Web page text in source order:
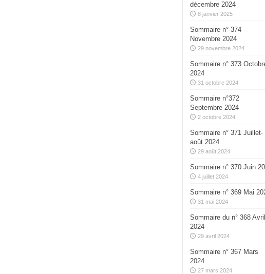
décembre 2024
8 janvier 2025
Sommaire n° 374
Novembre 2024
29 novembre 2024
Sommaire n° 373
2024
31 octobre 2024
Sommaire n°372
Septembre 2024
2 octobre 2024
Sommaire n° 371 Juillet-
août 2024
29 août 2024
Sommaire n° 370 Juin
4 juillet 2024
Sommaire n° 369 Mai
31 mai 2024
Sommaire du n° 368 Avril
2024
29 avril 2024
Sommaire n° 367 Mars
2024
27 mars 2024